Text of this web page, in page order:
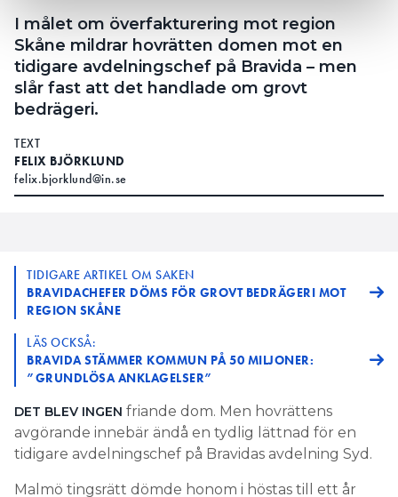
I målet om överfakturering mot region
Skåne mildrar hovrätten domen mot en
tidigare avdelningschef på Bravida – men
slår fast att det handlade om grovt
bedrägeri.
TEXT
FELIX BJÖRKLUND
felix.bjorklund@in.se
TIDIGARE ARTIKEL OM SAKEN
BRAVIDACHEFER DÖMS FÖR GROVT BEDRÄGERI MOT
REGION SKÅNE
LÄS OCKSÅ:
BRAVIDA STÄMMER KOMMUN PÅ 50 MILJONER:
”GRUNDLÖSA ANKLAGELSER”
DET BLEV INGEN friande dom. Men hovrättens
avgörande innebär ändå en tydlig lättnad för en
tidigare avdelningschef på Bravidas avdelning Syd.
Malmö tingsrätt dömde honom i höstas till ett år